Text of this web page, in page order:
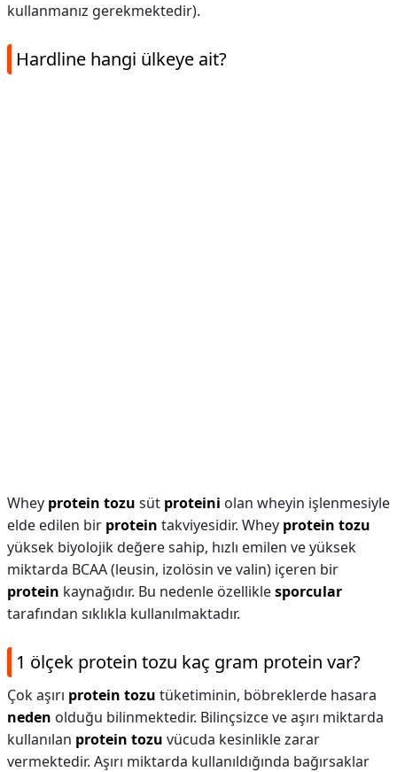
kullanmanız gerekmektedir).
Hardline hangi ülkeye ait?
Whey protein tozu süt proteini olan wheyin işlenmesiyle
elde edilen bir protein takviyesidir. Whey protein tozu
yüksek biyolojik değere sahip, hızlı emilen ve yüksek
miktarda BCAA (leusin, izolösin ve valin) içeren bir
protein kaynağıdır. Bu nedenle özelliklesporcular
tarafından sıklıkla kullanılmaktadır.
1 ölçek protein tozu kaç gram protein var?
Çok aşırı protein tozu tüketiminin, böbreklerde hasara
neden olduğu bilinmektedir. Bilinçsizce ve aşırı miktarda
kullanılan protein tozu vücuda kesinlikle zarar
vermektedir. Aşırı miktarda kullanıldığında bağırsaklar